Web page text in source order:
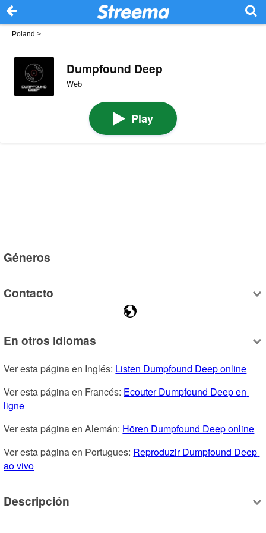
Poland >
Dumpfound Deep
Web
Play
Géneros
Contacto
En otros idiomas
Ver esta página en Inglés: Listen Dumpfound Deep online
Ver esta página en Francés: Ecouter Dumpfound Deep en
ligne
Ver esta página en Alemán: Hören Dumpfound Deep online
Ver esta página en Portugues: Reproduzir Dumpfound Deep
ao vivo
Descripción